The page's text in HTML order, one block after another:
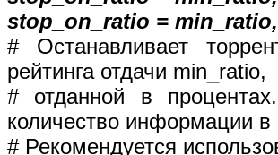
stop_on_ratio =
# Останавливает
рейтинга отдачи min_ratio,
# отданной в
количество информации в
# Рекомендуется